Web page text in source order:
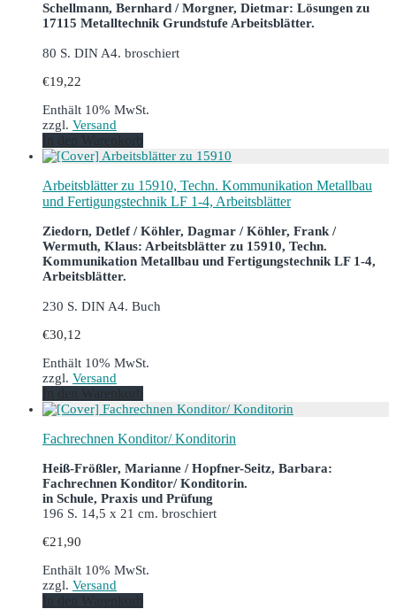
Schellmann, Bernhard / Morgner, Dietmar: Lösungen zu
17115 Metalltechnik Grundstufe Arbeitsblätter.
80 S. DIN A4. broschiert
€19,22
Enthält 10% MwSt.
zzgl. Versand
In den Warenkorb
Arbeitsblätter zu 15910, Techn. Kommunikation Metallbau
und Fertigungstechnik LF 1-4, Arbeitsblätter
Ziedorn, Detlef / Köhler, Dagmar / Köhler, Frank /
Wermuth, Klaus: Arbeitsblätter zu 15910, Techn.
Kommunikation Metallbau und Fertigungstechnik LF 1-4,
Arbeitsblätter.
230 S. DIN A4. Buch
€30,12
Enthält 10% MwSt.
zzgl. Versand
In den Warenkorb
Fachrechnen Konditor/ Konditorin
Heiß-Frößler, Marianne / Hopfner-Seitz, Barbara:
Fachrechnen Konditor/ Konditorin.
in Schule, Praxis und Prüfung
196 S. 14,5 x 21 cm. broschiert
€21,90
Enthält 10% MwSt.
zzgl. Versand
In den Warenkorb